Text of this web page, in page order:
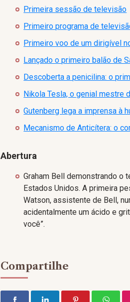
Primeira sessão de televisão
Primeiro programa de
Primeiro voo de um dirigível
Lançado o primeiro balão de
Descoberta a penicilina: o
Nikola Tesla, o genial mestre
Gutenberg lega a imprensa à
Mecanismo de Anticítera: o
Abertura
Graham Bell demonstrando o
Estados Unidos. A primeira
Watson, assistente de Bell,
acidentalmente um ácido e
você”.
Compartilhe